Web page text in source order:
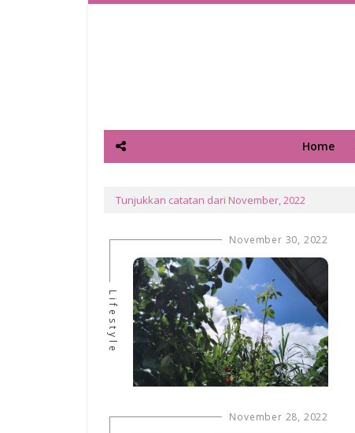
Home
Tunjukkan catatan dari November, 2022
November 30, 2022
Lifestyle
November 28, 2022